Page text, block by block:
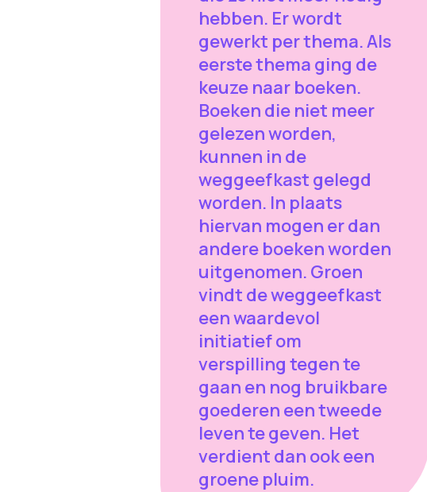
hebben. Er wordt
gewerkt per thema. Als
eerste thema ging de
keuze naar boeken.
Boeken die niet meer
gelezen worden,
kunnen in de
weggeefkast gelegd
worden. In plaats
hiervan mogen er dan
andere boeken worden
uitgenomen. Groen
vindt de weggeefkast
een waardevol
initiatief om
verspilling tegen te
gaan en nog bruikbare
goederen een tweede
leven te geven. Het
verdient dan ook een
groene pluim.